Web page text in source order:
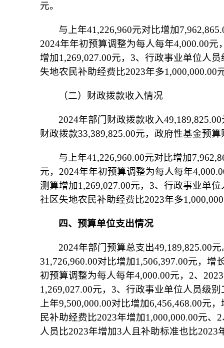
元。
与上年41,226,960元对比增加
2024年年初预算调整为每人每年4,000.00
增加1,269,027.00元，3、行政事业单位人
失地农民补助经费比2023年多
（二）财政拨款收入情况
2024年部门财政拨款收入
财政拨款33,389,825.00元，政府性基金预
与上年41,226,960.00元对比增加
元，2024年年初预算调整为每人每年
测算增加1,269,027.00元，3、行政事业单
社区失地农民补助经费比2023年多
四、预算单位支出情况
2024年部门预算总支出49,189,825.00
31,726,960.00对比增加1,506,397.00元，
初预算调整为每人每年4,000.00元，2、
1,269,027.00元，3、行政事业单位人员级
上年9,500,000.00对比增加6,456,468.00元
民补助经费比2023年增加1,000,000.00元
人员比2023年增加3人且补助标准也比